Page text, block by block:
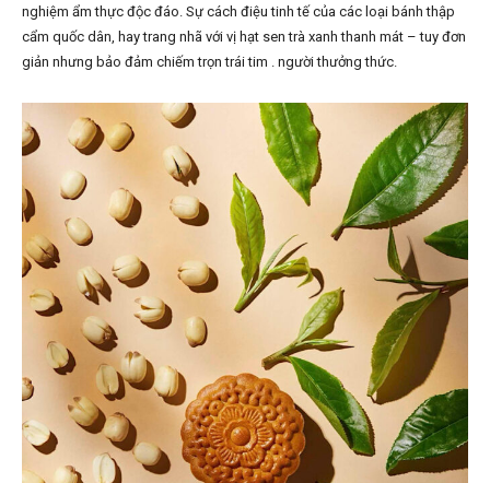
nghiệm ẩm thực độc đáo. Sự cách điệu tinh tế của các loại bánh thập
cẩm quốc dân, hay trang nhã với vị hạt sen trà xanh thanh mát – tuy đơn
giản nhưng bảo đảm chiếm trọn trái tim . người thưởng thức.